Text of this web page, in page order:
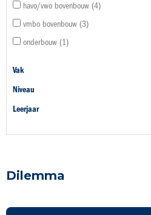
Dilemma
havo/vwo bovenbouw 4
vmbo bovenbouw 3
onderbouw 1
Vak
Niveau
Leerjaar